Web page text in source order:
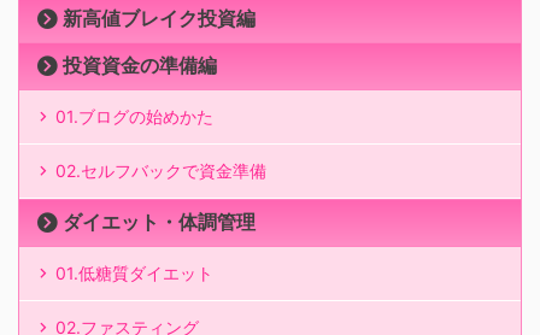
新高値ブレイク投資編
投資資金の準備編
01.ブログの始めかた
02.セルフバックで資金準備
ダイエット・体調管理
01.低糖質ダイエット
02.ファスティング